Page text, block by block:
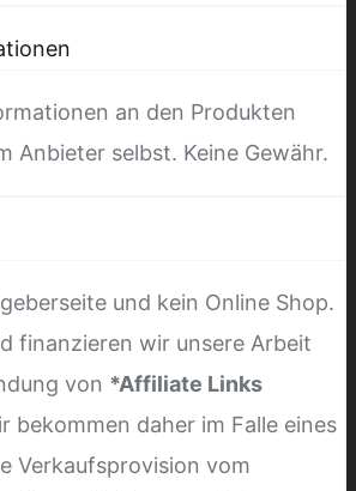
an den Produkten
Anbieter selbst. Keine Gewähr.
und kein Online Shop.
finanzieren wir unsere Arbeit
von *Affiliate Links
bekommen daher im Falle eines
Verkaufsprovision vom